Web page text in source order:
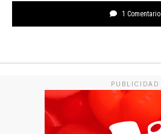
1 Comentario
PUBLICIDAD